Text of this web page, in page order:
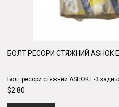
БОЛТ РЕСОРИ СТЯЖНИЙ ASHOK
Болт ресори стяжний ASHOK E-3
$2.80